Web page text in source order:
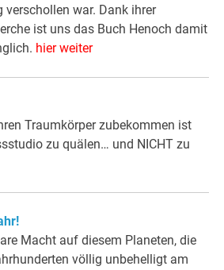
war. Dank ihrer
ist uns das Buch Henoch damit
hier weiter
Traumkörper zubekommen ist
zu quälen… und NICHT zu
Macht auf diesem Planeten, die
völlig unbehelligt am